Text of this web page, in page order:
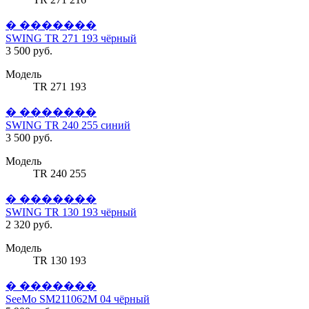
� �������
SWING TR 271 193 чёрный
3 500 руб.
Модель
TR 271 193
� �������
SWING TR 240 255 синий
3 500 руб.
Модель
TR 240 255
� �������
SWING TR 130 193 чёрный
2 320 руб.
Модель
TR 130 193
� �������
SeeMo SM211062M 04 чёрный